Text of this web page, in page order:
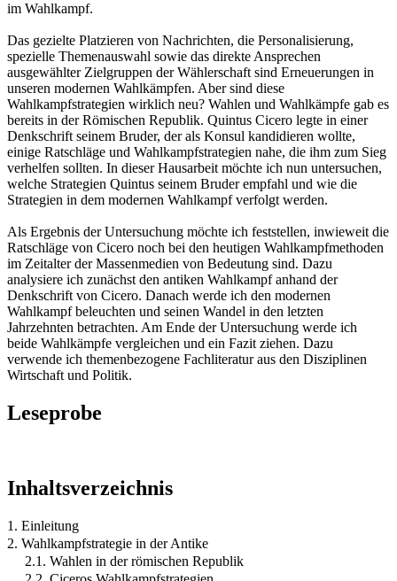
im Wahlkampf.
Das gezielte Platzieren von Nachrichten, die Personalisierung,
spezielle Themenauswahl sowie das direkte Ansprechen
ausgewählter Zielgruppen der Wählerschaft sind Erneuerungen in
unseren modernen Wahlkämpfen. Aber sind diese
Wahlkampfstrategien wirklich neu? Wahlen und Wahlkämpfe gab es
bereits in der Römischen Republik. Quintus Cicero legte in einer
Denkschrift seinem Bruder, der als Konsul kandidieren wollte,
einige Ratschläge und Wahlkampfstrategien nahe, die ihm zum Sieg
verhelfen sollten. In dieser Hausarbeit möchte ich nun untersuchen,
welche Strategien Quintus seinem Bruder empfahl und wie die
Strategien in dem modernen Wahlkampf verfolgt werden.
Als Ergebnis der Untersuchung möchte ich feststellen, inwieweit die
Ratschläge von Cicero noch bei den heutigen Wahlkampfmethoden
im Zeitalter der Massenmedien von Bedeutung sind. Dazu
analysiere ich zunächst den antiken Wahlkampf anhand der
Denkschrift von Cicero. Danach werde ich den modernen
Wahlkampf beleuchten und seinen Wandel in den letzten
Jahrzehnten betrachten. Am Ende der Untersuchung werde ich
beide Wahlkämpfe vergleichen und ein Fazit ziehen. Dazu
verwende ich themenbezogene Fachliteratur aus den Disziplinen
Wirtschaft und Politik.
Leseprobe
Inhaltsverzeichnis
1. Einleitung
2. Wahlkampfstrategie in der Antike
2.1. Wahlen in der römischen Republik